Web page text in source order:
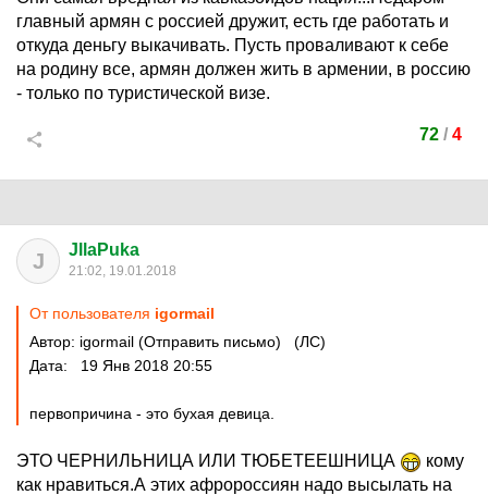
главный армян с россией дружит, есть где работать и
откуда деньгу выкачивать. Пусть проваливают к себе
на родину все, армян должен жить в армении, в россию
- только по туристической визе.
72 / 4
J JllaPuka
21:02, 19.01.2018
От пользователя igormail
Автор: igormail (Отправить письмо) (ЛС)
Дата: 19 Янв 2018 20:55
первопричина - это бухая девица.
ЭТО ЧЕРНИЛЬНИЦА ИЛИ ТЮБЕТЕЕШНИЦА
кому
как нравиться.А этих афророссиян надо высылать на